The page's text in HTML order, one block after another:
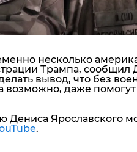
несколько
Трампа, сообщил
вывод, что без
возможно, даже
Дениса Ярославского
.